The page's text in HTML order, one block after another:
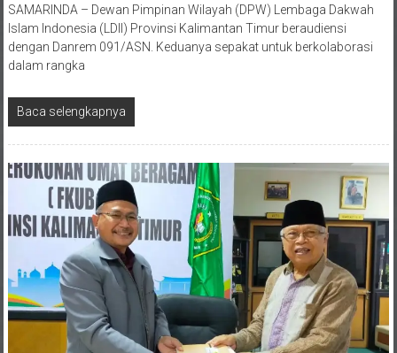
SAMARINDA – Dewan Pimpinan Wilayah (DPW) Lembaga Dakwah
Islam Indonesia (LDII) Provinsi Kalimantan Timur beraudiensi
dengan Danrem 091/ASN. Keduanya sepakat untuk berkolaborasi
dalam rangka
Baca selengkapnya